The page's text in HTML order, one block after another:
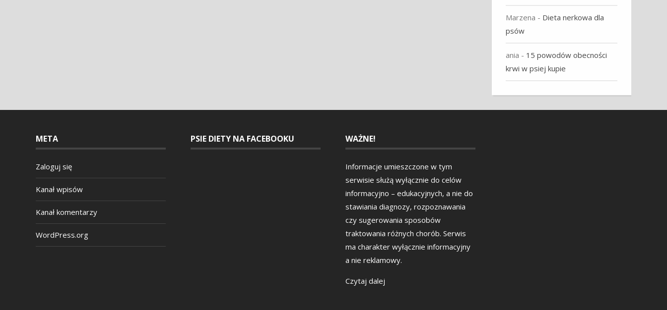
Marzena - Dieta nerkowa dla
psów
ania - 15 powodów obecności
krwi w psiej kupie
META
Zaloguj się
Kanał wpisów
Kanał komentarzy
WordPress.org
PSIE DIETY NA FACEBOOKU WAŻNE!
Informacje umieszczone w tym
serwisie służą wyłącznie do celów
informacyjno – edukacyjnych, a nie do
stawiania diagnozy, rozpoznawania
czy sugerowania sposobów
traktowania różnych chorób. Serwis
ma charakter wyłącznie informacyjny
a nie reklamowy.
Czytaj dalej